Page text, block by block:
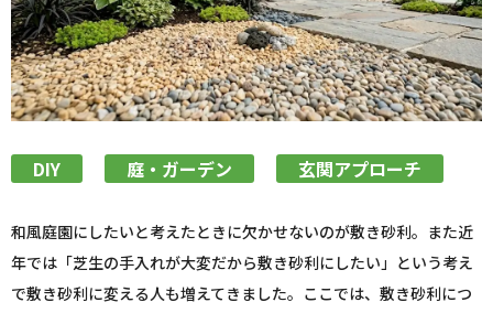
DIY 庭・ガーデン 玄関アプローチ
和風庭園にしたいと考えたときに欠かせないのが敷き砂利。また近
年では「芝生の手入れが大変だから敷き砂利にしたい」という考え
で敷き砂利に変える人も増えてきました。ここでは、敷き砂利につ